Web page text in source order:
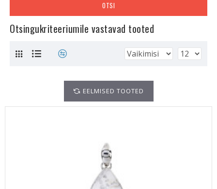
OTSI
Otsingukriteeriumile vastavad tooted
EELMISED TOOTED